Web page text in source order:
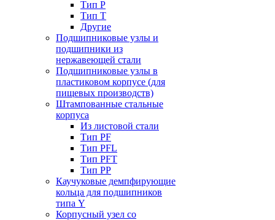
Тип P
Тип T
Другие
Подшипниковые узлы и
подшипники из
нержавеющей стали
Подшипниковые узлы в
пластиковом корпусе (для
пищевых производств)
Штампованные стальные
корпуса
Из листовой стали
Тип PF
Тип PFL
Тип PFT
Тип PP
Каучуковые демпфирующие
кольца для подшипников
типа Y
Корпусный узел со